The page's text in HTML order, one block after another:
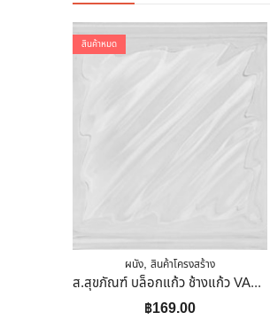
สินค้าหมด
ผนัง, สินค้าโครงสร้าง
ส.สุขภัณฑ์ บล็อกแก้ว ช้างแก้ว VALUE ลายแก้วคลื่นทะเล 190X190X80 MM
฿169.00